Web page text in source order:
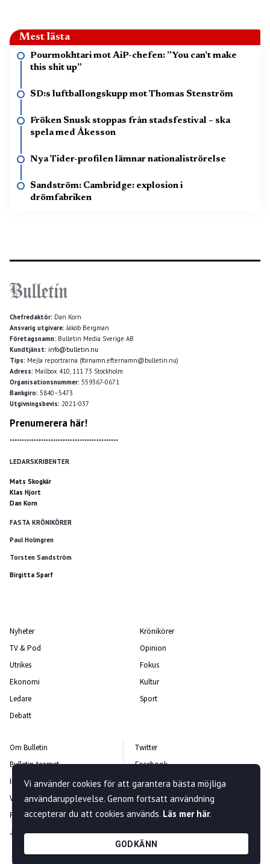
Mest lästa
Pourmokhtari mot AiP-chefen: ”You can’t make
this shit up”
SD:s luftballongskupp mot Thomas Stenström
Fröken Snusk stoppas från stadsfestival – ska
spela med Åkesson
Nya Tider-profilen lämnar nationaliströrelse
Sandström: Cambridge: explosion i
drömfabriken
Chefredaktör: Dan Korn
Ansvarig utgivare:Jakob Bergman
Företagsnamn: Bulletin Media Sverige AB
Kundtjänst: info@bulletin.nu
Tips: Mejla reportrarna (förnamn.efternamn@bulletin.nu)
Adress: Mailbox 410, 111 73 Stockholm
Organisationsnummer: 559367-0671
Bankgiro: 5840–5473
Utgivningsbevis: 2021-037
Prenumerera här!
*********************************************
LEDARSKRIBENTER
Mats Skogkär
Klas Hjort
Dan Korn
FASTA KRÖNIKÖRER
Paul Holmgren
Torsten Sandström
Birgitta Sparf
Nyheter
TV & Pod
Utrikes
Ekonomi
Ledare
Debatt
Krönikörer
Opinion
Fokus
Kultur
Sport
Om Bulletin
Bulletin-teamet
Integritetspolicy
Vanliga frågor och svar
Rättelsepolicy
Jobba hos oss
Twitter
Facebook
Instagram
Kontakta oss
Nyhetsbrev
Vi använder cookies för att garantera bästa möjliga
användarupplevelse. Genom fortsatt användning
accepterar du att cookies används. Läs mer här.
GODKÄNN